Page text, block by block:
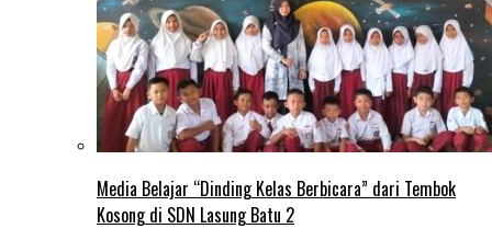
Media Belajar “Dinding Kelas Berbicara” dari Tembok
Kosong di SDN Lasung Batu 2